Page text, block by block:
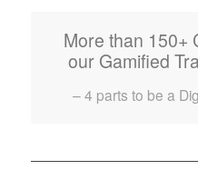
More than 150+
our Gamified
– 4 parts to be a